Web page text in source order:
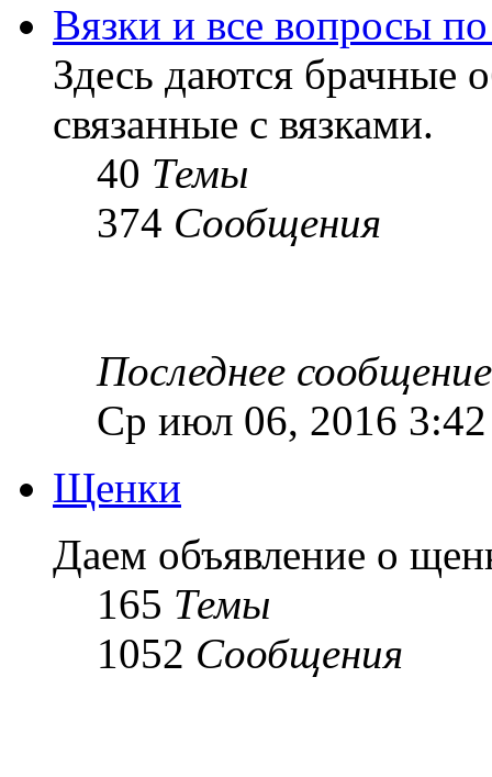
Вязки и все вопросы
Здесь даются брачные
связанные с вязками.
40 Темы
374 Сообщения
Последнее сообщение
Ср июл 06, 2016
Щенки
Даем объявление о
165 Темы
1052 Сообщения